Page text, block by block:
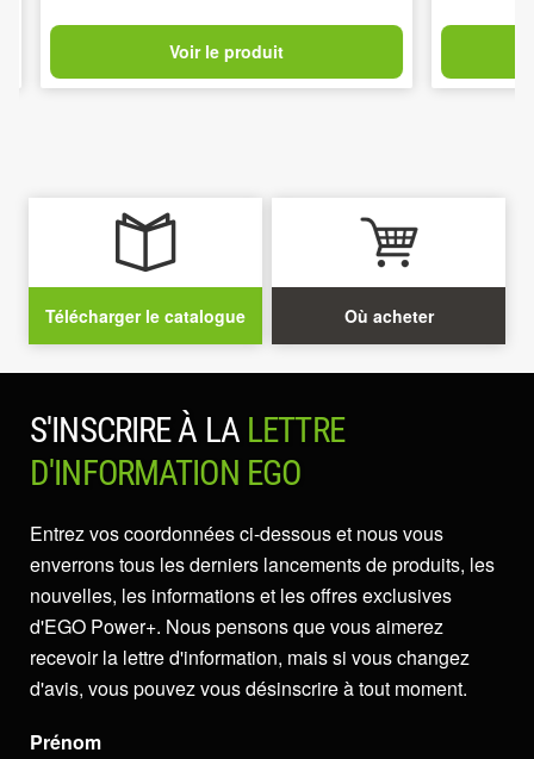
Voir le produit
Télécharger le catalogue Où acheter
S'INSCRIRE À LA LETTRE
D'INFORMATION EGO
Entrez vos coordonnées ci-dessous et nous vous
enverrons tous les derniers lancements de produits, les
nouvelles, les informations et les offres exclusives
d'EGO Power+. Nous pensons que vous aimerez
recevoir la lettre d'information, mais si vous changez
d'avis, vous pouvez vous désinscrire à tout moment.
Prénom